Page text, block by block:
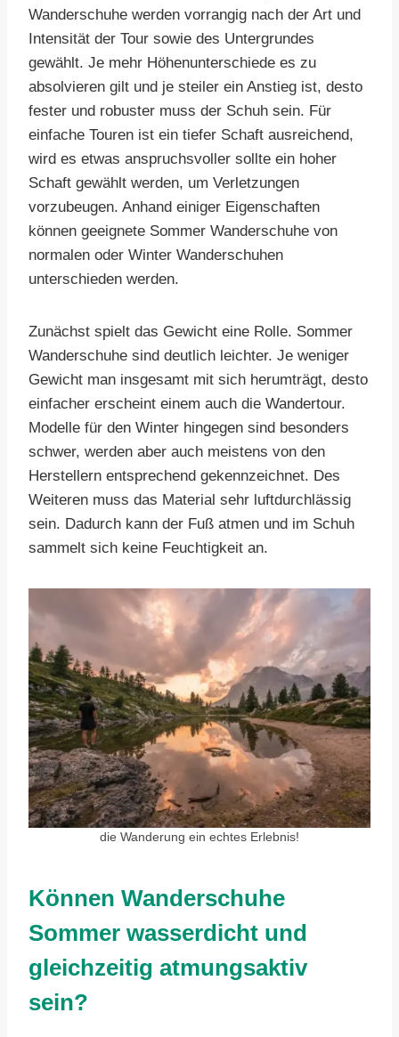
Wanderschuhe werden vorrangig nach der Art und
Intensität der Tour sowie des Untergrundes
gewählt. Je mehr Höhenunterschiede es zu
absolvieren gilt und je steiler ein Anstieg ist, desto
fester und robuster muss der Schuh sein. Für
einfache Touren ist ein tiefer Schaft ausreichend,
wird es etwas anspruchsvoller sollte ein hoher
Schaft gewählt werden, um Verletzungen
vorzubeugen. Anhand einiger Eigenschaften
können geeignete Sommer Wanderschuhe von
normalen oder Winter Wanderschuhen
unterschieden werden.
Zunächst spielt das Gewicht eine Rolle. Sommer
Wanderschuhe sind deutlich leichter. Je weniger
Gewicht man insgesamt mit sich herumträgt, desto
einfacher erscheint einem auch die Wandertour.
Modelle für den Winter hingegen sind besonders
schwer, werden aber auch meistens von den
Herstellern entsprechend gekennzeichnet. Des
Weiteren muss das Material sehr luftdurchlässig
sein. Dadurch kann der Fuß atmen und im Schuh
sammelt sich keine Feuchtigkeit an.
die Wanderung ein echtes Erlebnis!
Können Wanderschuhe
Sommer wasserdicht und
gleichzeitig atmungsaktiv
sein?